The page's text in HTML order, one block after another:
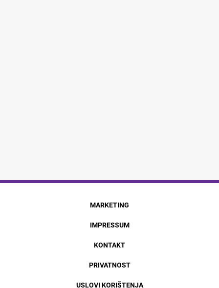
MARKETING
IMPRESSUM
KONTAKT
PRIVATNOST
USLOVI KORIŠTENJA